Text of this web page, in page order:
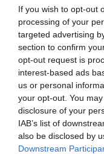
If you wish to opt-out
processing of your
targeted advertising
section to confirm
opt-out request is
interest-based ads
us or personal
your opt-out. You
disclosure of your
IAB’s list of
also be disclosed by
Downstream
1124 Budapest,
+36 1 784 3023
http://
fb.com/